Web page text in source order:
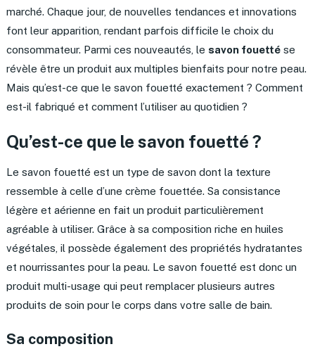
marché. Chaque jour, de nouvelles tendances et innovations
font leur apparition, rendant parfois difficile le choix du
consommateur. Parmi ces nouveautés, le savon fouettése
révèle être un produit aux multiples bienfaits pour notre peau.
Mais qu’est-ce que le savon fouetté exactement ? Comment
est-il fabriqué et comment l’utiliser au quotidien ?
Qu’est-ce que le savon fouetté ?
Le savon fouetté est un type de savon dont la texture
ressemble à celle d’une crème fouettée. Sa consistance
légère et aérienne en fait un produit particulièrement
agréable à utiliser. Grâce à sa composition riche en huiles
végétales, il possède également des propriétés hydratantes
et nourrissantes pour la peau. Le savon fouetté est donc un
produit multi-usage qui peut remplacer plusieurs autres
produits de soin pour le corps dans votre salle de bain.
Sa composition